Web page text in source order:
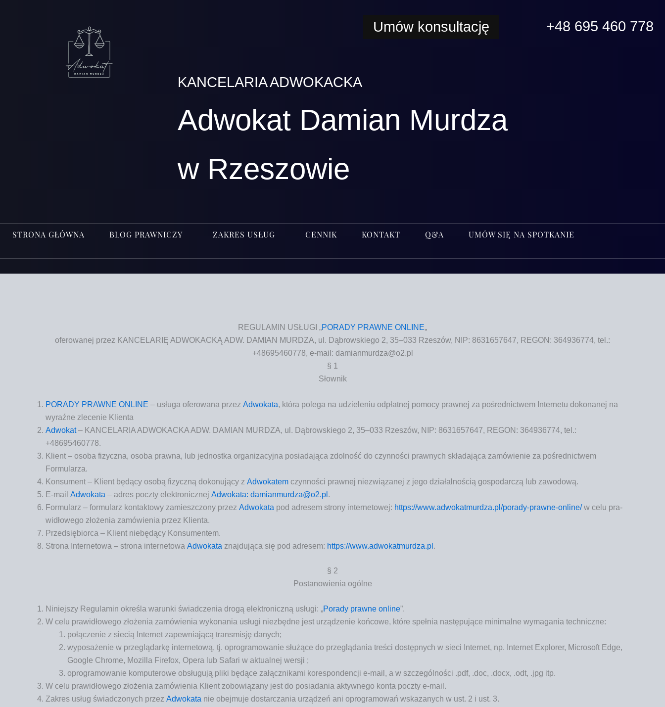
Umów konsultację +48 695 460 778
KANCELARIA ADWOKACKA
Adwokat Damian Murdza
w Rzeszowie
STRONA GŁÓWNA BLOG PRAWNICZY ZAKRES USŁUG CENNIK KONTAKT Q&A UMÓW SIĘ NA SPOTKANIE
REGULAMIN USŁUGI „PORADY PRAWNE ONLINE„
oferowanej przez KANCELARIĘ ADWOKACKĄ ADW. DAMIAN MURDZA, ul. Dąbrowskiego 2, 35–033 Rzeszów, NIP: 8631657647, REGON: 364936774, tel.:
+48695460778, e‑mail: damianmurdza@o2.pl
§ 1
Słow­nik
PORADY PRAWNE ONLINE – usłu­ga ofe­ro­wa­na przez Adwo­ka­ta, któ­ra pole­ga na udzie­le­niu odpłat­nej pomo­cy praw­nej za pośred­nic­twem Inter­ne­tu doko­na­nej na
wyraź­ne zle­ce­nie Klienta
Adwo­kat– KANCELARIA ADWOKACKA ADW. DAMIAN MURDZA, ul. Dąbrow­skie­go 2, 35–033 Rze­szów, NIP: 8631657647, REGON: 364936774, tel.:
+48695460778.
Klient – oso­ba fizycz­na, oso­ba praw­na, lub jed­nost­ka orga­ni­za­cyj­na posia­da­ją­ca zdol­ność do czyn­no­ści praw­nych skła­da­ją­ca zamó­wie­nie za pośred­nic­twem
Formularza.
Kon­su­ment – Klient będą­cy oso­bą fizycz­ną doko­nu­ją­cy z Adwo­ka­tem czyn­no­ści praw­nej nie­zwią­za­nej z jego dzia­łal­no­ścią gospo­dar­czą lub zawodową.
E‑mail Adwo­ka­ta – adres pocz­ty elek­tro­nicz­nej Adwo­ka­ta: damianmurdza@o2.pl .
For­mu­larz – for­mu­larz kon­tak­to­wy zamiesz­czo­ny przez Adwo­ka­ta pod adre­sem stro­ny inter­ne­to­wej: https://www.adwokatmurdza.pl/porady-prawne-online/w celu pra­
wi­dło­we­go zło­że­nia zamó­wie­nia przez Klienta.
Przed­się­bior­ca – Klient nie­bę­dą­cy Konsumentem.
Stro­na Inter­ne­to­wa – stro­na inter­ne­to­wa Adwo­ka­ta znaj­du­ją­ca się pod adre­sem: https://www.adwokatmurdza.pl .
§ 2
Posta­no­wie­nia ogólne
Niniej­szy Regu­la­min okre­śla warun­ki świad­cze­nia dro­gą elek­tro­nicz­ną usłu­gi: „Pora­dy praw­ne onli­ne”.
W celu pra­wi­dło­we­go zło­że­nia zamó­wie­nia wyko­na­nia usłu­gi nie­zbęd­ne jest urzą­dze­nie koń­co­we, któ­re speł­nia nastę­pu­ją­ce mini­mal­ne wyma­ga­nia techniczne:
połą­cze­nie z sie­cią Inter­net zapew­nia­ją­cą trans­mi­sję danych;
wypo­sa­że­nie w prze­glą­dar­kę inter­ne­to­wą, tj. opro­gra­mo­wa­nie słu­żą­ce do prze­glą­da­nia tre­ści dostęp­nych w sie­ci Inter­net, np. Inter­net Explo­rer, Micro­soft Edge,
Google Chro­me, Mozil­la Fire­fox, Ope­ra lub Safa­ri w aktu­al­nej wersji ;
opro­gra­mo­wa­nie kom­pu­te­ro­we obsłu­gu­ją pli­ki będą­ce załącz­ni­ka­mi kore­spon­den­cji e‑mail, a w szcze­gól­no­ści .pdf, .doc, .docx, .odt, .jpg itp.
W celu pra­wi­dło­we­go zło­że­nia zamó­wie­nia Klient zobo­wią­za­ny jest do posia­da­nia aktyw­ne­go kon­ta pocz­ty e‑mail.
Zakres usług świad­czo­nych przez Adwo­ka­ta nie obej­mu­je dostar­cza­nia urzą­dzeń ani opro­gra­mo­wań wska­za­nych w ust. 2 i ust. 3.